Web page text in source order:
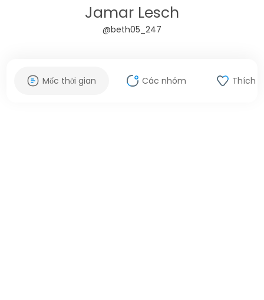
Jamar Lesch
@beth05_247
Mốc thời gian Các nhóm Thích